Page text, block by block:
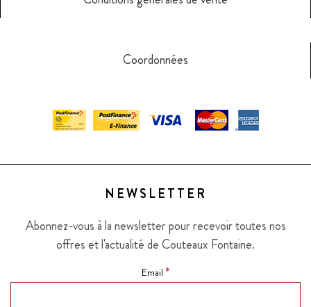
Coordonnées
NEWSLETTER
Abonnez-vous à la newsletter pour recevoir toutes nos
offres et l'actualité de Couteaux Fontaine.
Email *